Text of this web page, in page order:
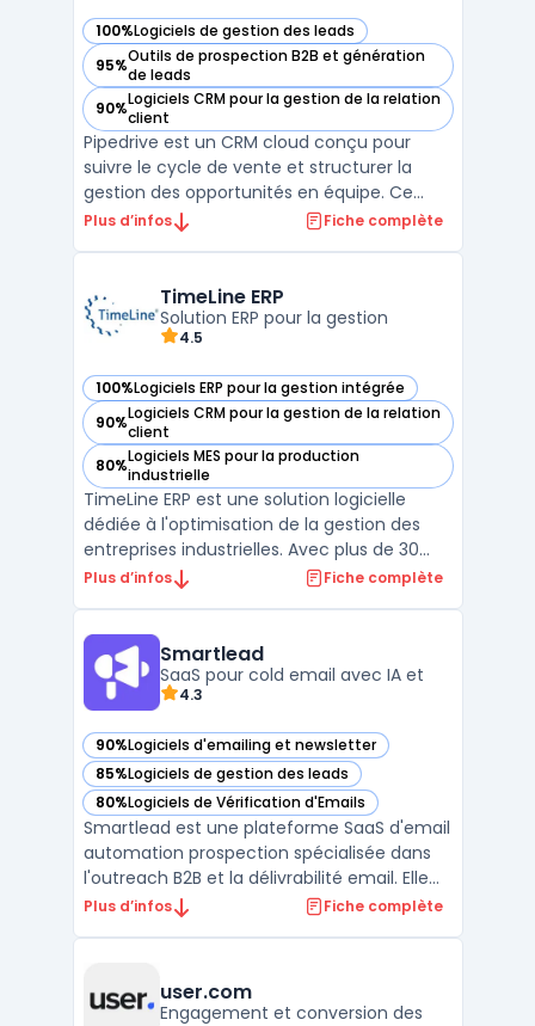
100%Logiciels de gestion des leads
— voir Pipedrive dans cette catégorie
95%Outils de prospection B2B et génération
de leads
— voir Pipedrive dans cette catégorie
90%Logiciels CRM pour la gestion de la relation
client
— voir Pipedrive dans cette catégorie
Pipedrive est un CRM cloud conçu pour
suivre le cycle de vente et structurer la
gestion des opportunités en équipe. Ce
logiciel cible les équipes commerciales des
processus de relation client. L’enjeu
principal est ...
Plus d’infos Fiche complète
TimeLine ERP
Solution ERP pour la gestion
4.5
100%Logiciels ERP pour la gestion intégrée
— voir TimeLine ERP dans cette catégorie
90%Logiciels CRM pour la gestion de la relation
client
— voir TimeLine ERP dans cette catégorie
80%Logiciels MES pour la production
industrielle
— voir TimeLine ERP dans cette catégorie
TimeLine ERP est une solution logicielle
dédiée à l'optimisation de la gestion des
entreprises industrielles. Avec plus de 30
ans d'expérience, notre logiciel ERP propose
traçabilité, le contrôle qualité et
l'automatisa ...
Plus d’infos Fiche complète
Smartlead
SaaS pour cold email avec IA et
4.3
90%Logiciels d'emailing et newsletter
— voir Smartlead dans cette catégorie
85%Logiciels de gestion des leads
— voir Smartlead dans cette catégorie
80%Logiciels de Vérification d'Emails
— voir Smartlead dans cette catégorie
Smartlead est une plateforme SaaS d'email
automation prospection spécialisée dans
l'outreach B2B et la délivrabilité email. Elle
centralise la gestion des comptes email
Plus d’infos Fiche complète
user.com
Engagement et conversion des